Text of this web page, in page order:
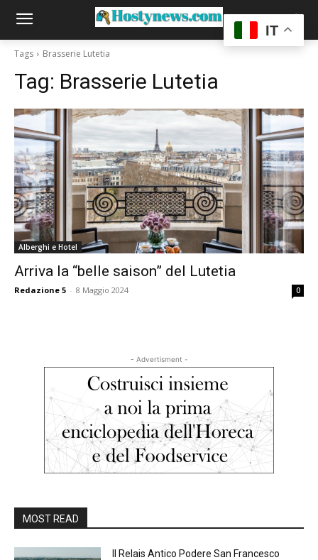
Tags Brasserie Lutetia
Tag: Brasserie Lutetia
Alberghi e Hotel
Arriva la “belle saison” del Lutetia
Redazione 5 - 8 Maggio 2024 0
- Advertisment -
MOST READ
Il Relais Antico Podere San Francesco
IT